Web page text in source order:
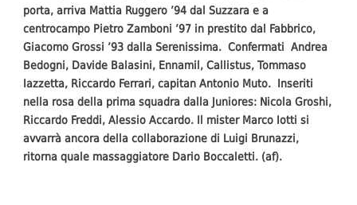
porta, arriva Mattia Ruggero ’94 dal Suzzara e a
centrocampo Pietro Zamboni ’97 in prestito dal Fabbrico,
Giacomo Grossi ’93 dalla Serenissima. Confermati Andrea
Bedogni, Davide Balasini, Ennamil, Callistus, Tommaso
Iazzetta, Riccardo Ferrari, capitan Antonio Muto. Inseriti
nella rosa della prima squadra dalla Juniores: Nicola Groshi,
Riccardo Freddi, Alessio Accardo. Il mister Marco Iotti si
avvarrà ancora della collaborazione di Luigi Brunazzi,
ritorna quale massaggiatore Dario Boccaletti. (af).